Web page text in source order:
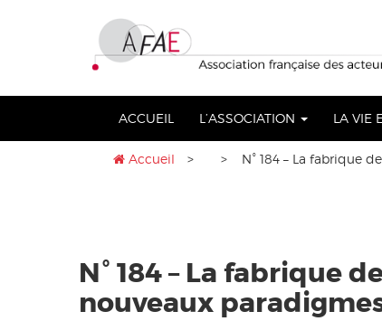
ACCUEIL L’ASSOCIATION LA VIE
Accueil > > N° 184 – La fabrique
N° 184 – La fabrique
nouveaux